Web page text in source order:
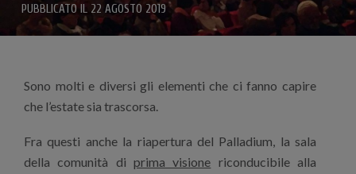
PUBBLICATO IL 22 AGOSTO 2019
Sono molti e diversi gli elementi che ci fanno capire
che l’estate sia trascorsa.
Fra questi anche la riapertura del Palladium, la sala
della comunità di prima visione riconducibile alla